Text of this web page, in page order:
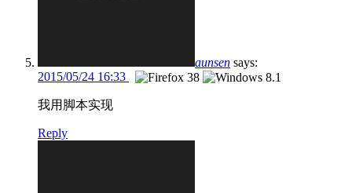
aunsen says:
2015/05/24 16:33
我用脚本实现
Reply